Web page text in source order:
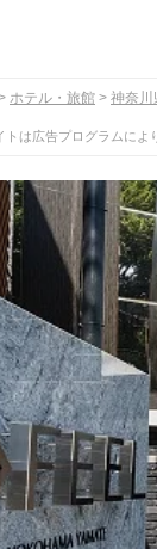
ホテル・旅館 神奈川
トは広告プログラムによ